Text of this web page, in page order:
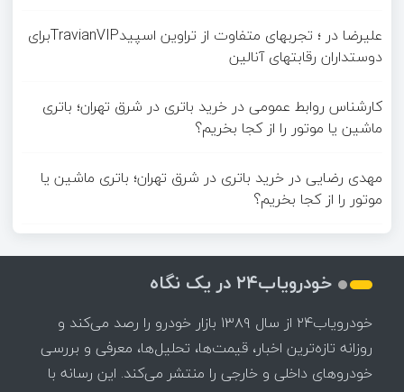
علیرضا در
؛ تجربهای متفاوت از تراوین اسپیدTravianVIPبرای
دوستداران رقابتهای آنالین
کارشناس روابط عمومیدر خرید باتری در شرق تهران؛ باتری
ماشین یا موتور را از کجا بخریم؟
مهدی رضاییدر خرید باتری در شرق تهران؛ باتری ماشین یا
موتور را از کجا بخریم؟
خودرویاب۲۴ در یک نگاه
خودرویاب۲۴ از سال ۱۳۸۹ بازار خودرو را رصد می‌کند و
روزانه تازه‌ترین اخبار، قیمت‌ها، تحلیل‌ها، معرفی و بررسی
خودروهای داخلی و خارجی را منتشر می‌کند. این رسانه با